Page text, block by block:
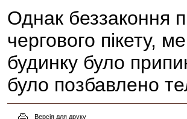
Однак беззаконня
чергового пікету,
будинку було
було позбавлено
Версія для друку